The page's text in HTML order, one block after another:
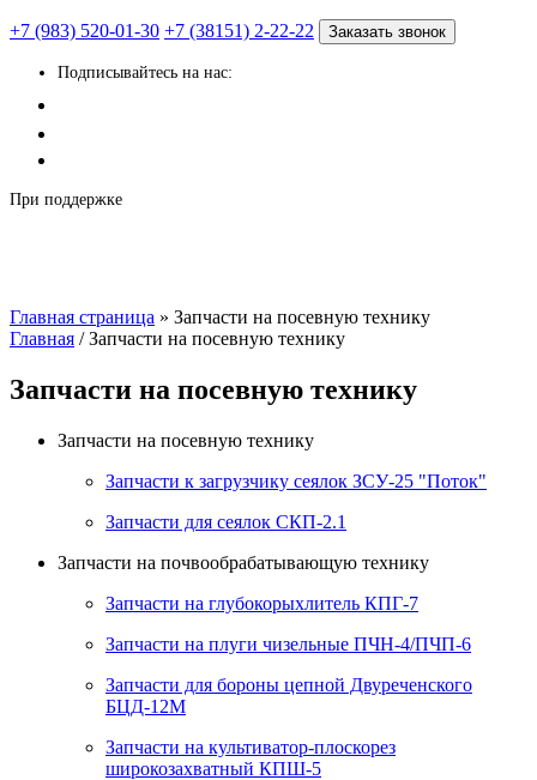
+7 (983) 520-01-30 +7 (38151) 2-22-22 Заказать звонок
Подписывайтесь на нас:
При поддержке
Главная страница » Запчасти на посевную технику
Главная / Запчасти на посевную технику
Запчасти на посевную технику
Запчасти на посевную технику
Запчасти к загрузчику сеялок ЗСУ-25 "Поток"
Запчасти для сеялок СКП-2.1
Запчасти на почвообрабатывающую технику
Запчасти на глубокорыхлитель КПГ-7
Запчасти на плуги чизельные ПЧН-4/ПЧП-6
Запчасти для бороны цепной Двуреченского
БЦД-12М
Запчасти на культиватор-плоскорез
широкозахватный КПШ-5